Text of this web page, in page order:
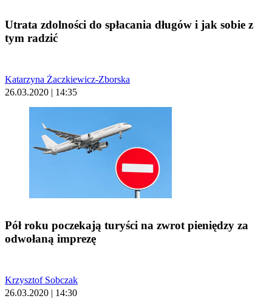
Utrata zdolności do spłacania długów i jak sobie z
tym radzić
Katarzyna Żaczkiewicz-Zborska
26.03.2020 | 14:35
Pół roku poczekają turyści na zwrot pieniędzy za
odwołaną imprezę
Krzysztof Sobczak
26.03.2020 | 14:30